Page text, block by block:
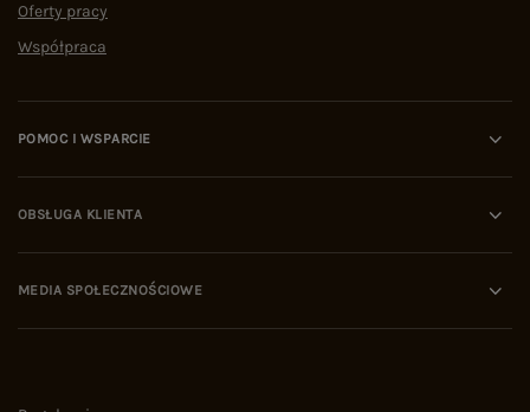
Oferty pracy
Współpraca
POMOC I WSPARCIE
OBSŁUGA KLIENTA
MEDIA SPOŁECZNOŚCIOWE